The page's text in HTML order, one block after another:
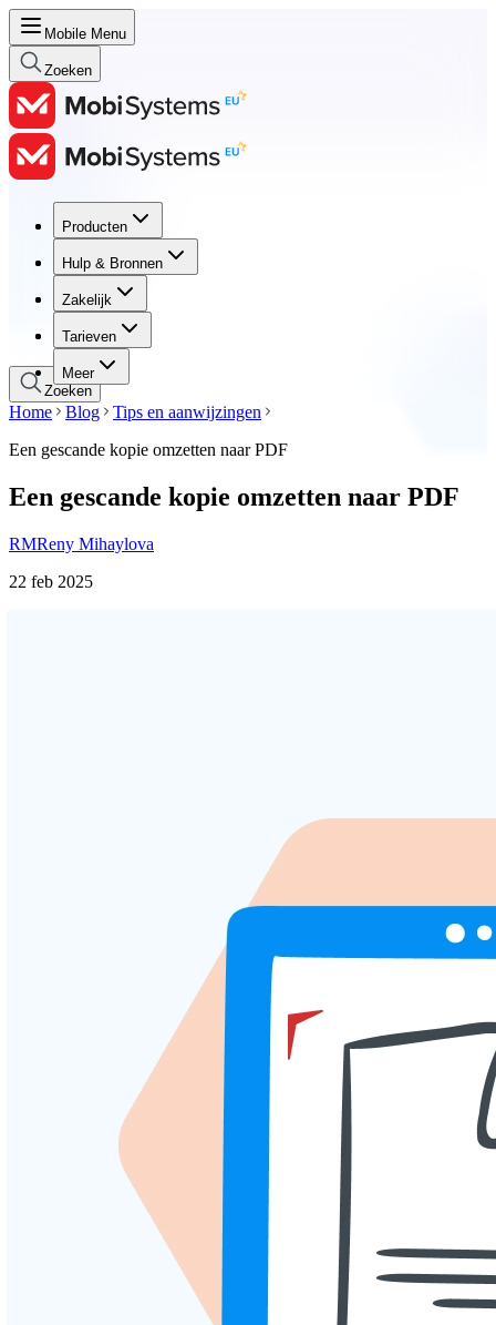
Mobile Menu
Zoeken
Producten
Hulp & Bronnen
Zakelijk
Tarieven
Meer
Producten
Hulp & Bronnen
Zakelijk
Tarieven
Zoeken
Home Blog
Tips en aanwijzingen
Een gescande kopie omzetten naar PDF
Een gescande kopie omzetten naar PDF
RMReny Mihaylova
22 feb 2025